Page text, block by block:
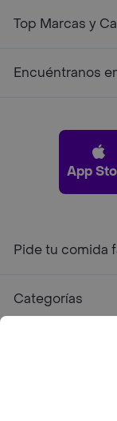
Top Marcas y
Encuéntranos
App
Pide tu comida
Categorías